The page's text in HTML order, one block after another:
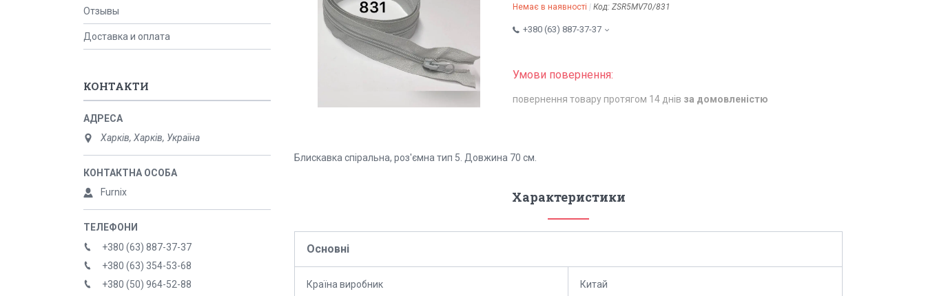
Немає в наявності Код: ZSR5MV70/831
+380 (63) 887-37-37
повернення товару протягом 14 днів за домовленістю
Блискавка спіральна, роз'ємна тип 5. Довжина 70 см.
Характеристики
Основні
Країна виробник Китай
Отзывы
Доставка и оплата
КОНТАКТИ
Харків, Харків, Україна
Furnix
+380 (63) 887-37-37
+380 (63) 354-53-68
+380 (50) 964-52-88